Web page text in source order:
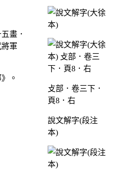
五畫．
軍
。
攴部．卷三下．
頁8．右
說文解字(段注
本)